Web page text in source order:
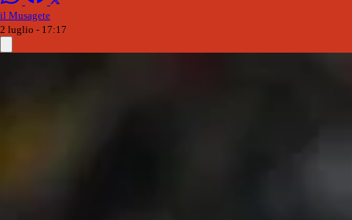
il Musagete
2 luglio - 17:17